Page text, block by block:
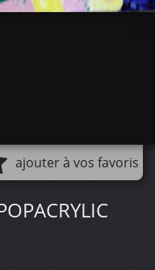
ajouter à vos favoris